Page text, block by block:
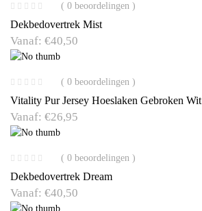
( 0 beoordelingen )
Dekbedovertrek Mist
Vanaf: €40,50
( 0 beoordelingen )
Vitality Pur Jersey Hoeslaken Gebroken Wit
Vanaf: €26,95
( 0 beoordelingen )
Dekbedovertrek Dream
Vanaf: €40,50